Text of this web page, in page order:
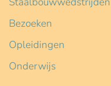
Bezoeken
Opleidingen
Onderwijs